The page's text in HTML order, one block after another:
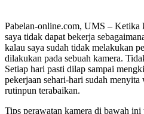
Pabelan-online.com, UMS – Ketika
saya tidak dapat bekerja
kalau saya sudah tidak melakukan
dilakukan pada sebuah kamera.
Setiap hari pasti dilap sampai
pekerjaan sehari-hari sudah
rutinpun terabaikan.
Tips perawatan kamera di bawah